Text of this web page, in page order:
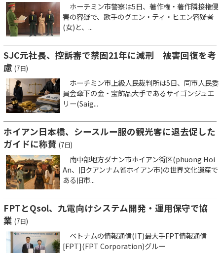
ホーチミン市警察は5日、著作権・著作隣接権侵
害の容疑で、歌手のグエン・ティ・ヒエン容疑者
(女)と、...
SJC元社長、控訴審で禁固21年に減刑 被害回復を考
慮 (7日)
ホーチミン市上級人民裁判所は5日、同市人民委
員会傘下の金・宝飾品大手であるサイゴンジュエ
リー(Saig...
ホイアン日本橋、シースルー服の観光客に退去促した
ガイドに称賛 (7日)
南中部地方ダナン市ホイアン街区(phuong Hoi
An、旧クアンナム省ホイアン市)の世界文化遺産で
ある旧市...
FPTとQsol、九電向けシステム開発・運用保守で協
業 (7日)
ベトナムの情報通信(IT)最大手FPT情報通信
[FPT](FPT Corporation)グルー